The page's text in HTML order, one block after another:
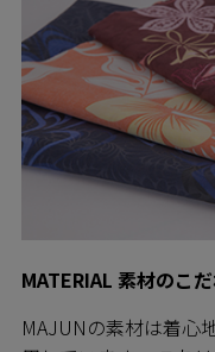
MATERIAL 素材のこ
MAJUNの素材は着心